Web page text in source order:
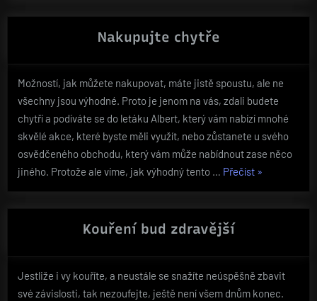
kvalitního
Nakupujte chytře
Možností, jak můžete nakupovat, máte jistě spoustu, ale ne
všechny jsou výhodné. Proto je jenom na vás, zdali budete
chytří a podíváte se do letáku Albert, který vám nabízí mnohé
skvělé akce, které byste měli využít, nebo zůstanete u svého
osvědčeného obchodu, který vám může nabídnout zase něco
jiného. Protože ale víme, jak výhodný tento … Přečíst„Nakupujte
»
Kouření bud zdravější
Jestliže i vy kouříte, a neustále se snažíte neúspěšně zbavit
své závislosti, tak nezoufejte, ještě není všem dnům konec.